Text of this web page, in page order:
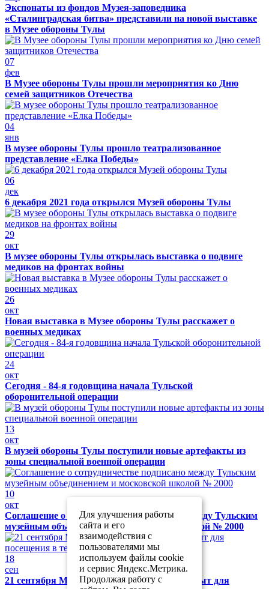
Экспонаты из фондов Музея-заповедника
«Сталинградская битва» представили на новой выставке
в Музее обороны Тулы
07
фев
В Музее обороны Тулы прошли мероприятия ко Дню
семей защитников Отечества
04
янв
В музее обороны Тулы прошло театрализованное
представление «Елка Победы»
06
дек
6 декабря 2021 года открылся Музей обороны Тулы
29
окт
В музее обороны Тулы открылась выставка о подвиге
медиков на фронтах войны
26
окт
Новая выставка в Музее обороны Тулы расскажет о
военных медиках
24
окт
Сегодня - 84-я годовщина начала Тульской
оборонительной операции
13
окт
В музей обороны Тулы поступили новые артефакты из
зоны специальной военной операции
10
окт
Соглашение о сотрудничестве подписано между Тульским
музейным объединением и московской школой № 2000
18
сен
21 сентября Музей обороны Тулы будет закрыт для
Для улучшения работы
сайта и его
взаимодействия с
пользователями мы
используем файлы cookie
и сервис Яндекс.Метрика.
Продолжая работу с